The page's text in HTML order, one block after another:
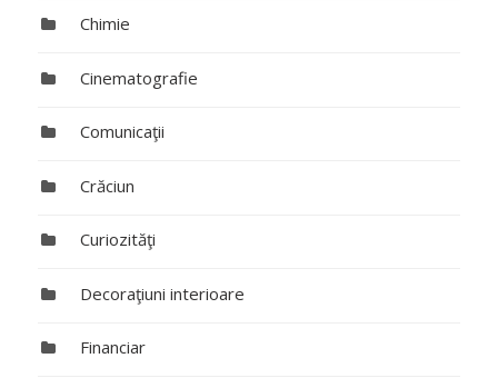
Chimie
Cinematografie
Comunicaţii
Crăciun
Curiozităţi
Decoraţiuni interioare
Financiar